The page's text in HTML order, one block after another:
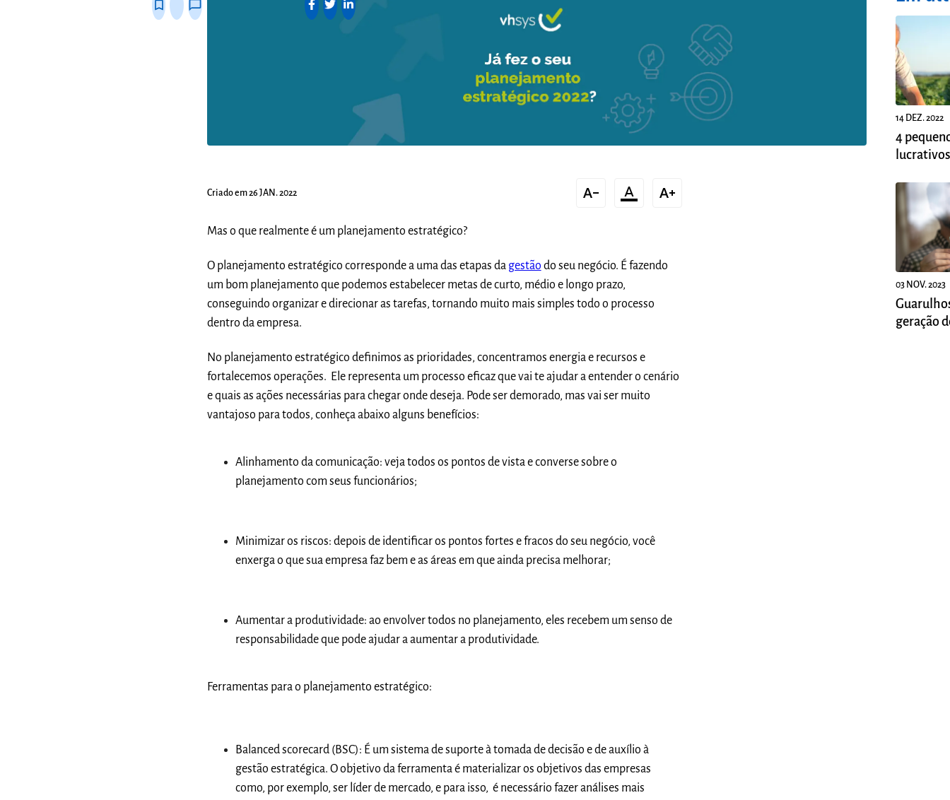
bookmark_border thumb_up_alt chat_bubble_outline
Criado em 26 JAN. 2022 text_decrease format_color_text text_increase
Mas o que realmente é um planejamento estratégico?
O planejamento estratégico corresponde a uma das etapas da gestão do seu negócio. É fazendo
um bom planejamento que podemos estabelecer metas de curto, médio e longo prazo,
conseguindo organizar e direcionar as tarefas, tornando muito mais simples todo o processo
dentro da empresa.
No planejamento estratégico definimos as prioridades, concentramos energia e recursos e
fortalecemos operações. Ele representa um processo eficaz que vai te ajudar a entender o cenário
e quais as ações necessárias para chegar onde deseja. Pode ser demorado, mas vai ser muito
vantajoso para todos, conheça abaixo alguns benefícios:
Alinhamento da comunicação: veja todos os pontos de vista e converse sobre o
planejamento com seus funcionários;
Minimizar os riscos: depois de identificar os pontos fortes e fracos do seu negócio, você
enxergao que sua empresa faz bem e as áreas em que ainda precisa melhorar;
Aumentar a produtividade: ao envolver todos no planejamento, eles recebem um senso de
responsabilidade que pode ajudar a aumentar a produtividade.
Ferramentas para o planejamento estratégico:
Balanced scorecard (BSC): É um sistema de suporte à tomada de decisão e de auxílio à
gestão estratégica. O objetivo da ferramenta é materializar os objetivos das empresas
como, por exemplo, ser líder de mercado, e para isso, é necessário fazer análises mais
14 DEZ. 2022
4
03 NOV. 2023
geração